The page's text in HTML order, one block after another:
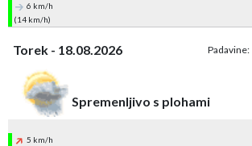
6 km/h
(14 km/h)
Torek - 18.08.2026 Padavine:
Spremenljivo s plohami
5 km/h